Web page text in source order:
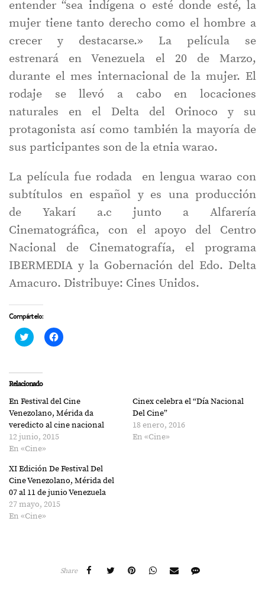
entender “sea indígena o esté donde esté, la
mujer tiene tanto derecho como el hombre a
crecer y destacarse.» La película se
estrenará en Venezuela el 20 de Marzo,
durante el mes internacional de la mujer. El
rodaje se llevó a cabo en locaciones
naturales en el Delta del Orinoco y su
protagonista así como también la mayoría de
sus participantes son de la etnia warao.
La película fue rodada en lengua warao con
subtítulos en español y es una producción
de Yakarí a.c junto a Alfarería
Cinematográfica, con el apoyo del Centro
Nacional de Cinematografía, el programa
IBERMEDIA y la Gobernación del Edo. Delta
Amacuro. Distribuye: Cines Unidos.
Compártelo:
Haz
clic
Twitter
(Se
abre
en
una
ventana
nueva)
Haz
clic
en
una
ventana
nueva)
Relacionado
En Festival del Cine
Venezolano, Mérida da
veredicto al cine nacional
12 junio, 2015
En «Cine»
Cinex celebra el “Día Nacional
Del Cine”
18 enero, 2016
En «Cine»
XI Edición De Festival Del
Cine Venezolano, Mérida del
07 al 11 de junio Venezuela
27 mayo, 2015
En «Cine»
Share